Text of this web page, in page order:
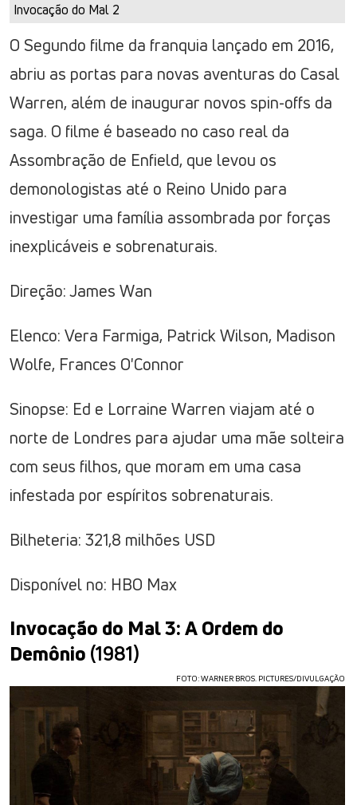
Invocação do Mal 2
O Segundo filme da franquia lançado em 2016,
abriu as portas para novas aventuras do Casal
Warren, além de inaugurar novos spin-offs da
saga. O filme é baseado no caso real da
Assombração de Enfield, que levou os
demonologistas até o Reino Unido para
investigar uma família assombrada por forças
inexplicáveis e sobrenaturais.
Direção: James Wan
Elenco: Vera Farmiga, Patrick Wilson, Madison
Wolfe, Frances O'Connor
Sinopse: Ed e Lorraine Warren viajam até o
norte de Londres para ajudar uma mãe solteira
com seus filhos, que moram em uma casa
infestada por espíritos sobrenaturais.
Bilheteria: 321,8 milhões USD
Disponível no: HBO Max
Invocação do Mal 3: A Ordem do
Demônio (1981)
FOTO: WARNER BROS. PICTURES/DIVULGAÇÃO